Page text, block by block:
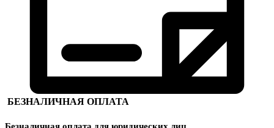
БЕЗНАЛИЧНАЯ ОПЛАТА
Безналичная оплата для юридических лиц.